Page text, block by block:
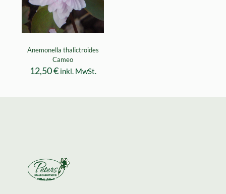
Anemonella thalictroides
Cameo
12,50€ inkl. MwSt.